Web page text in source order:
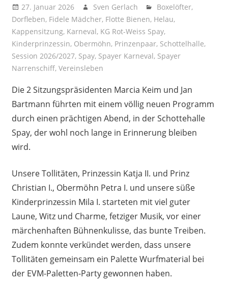
27. Januar 2026 Sven Gerlach Boxelöfter,
Dorfleben, Fidele Mädcher, Flotte Bienen, Helau,
Kappensitzung, Karneval, KG Rot-Weiss Spay,
Kinderprinzessin, Obermöhn, Prinzenpaar, Schottelhalle,
Session 2026/2027, Spay, Spayer Karneval, Spayer
Narrenschiff, Vereinsleben
Die 2 Sitzungspräsidenten Marcia Keim und Jan
Bartmann führten mit einem völlig neuen Programm
durch einen prächtigen Abend, in der Schottehalle
Spay, der wohl noch lange in Erinnerung bleiben
wird.
Unsere Tollitäten, Prinzessin Katja II. und Prinz
Christian I., Obermöhn Petra I. und unsere süße
Kinderprinzessin Mila I. starteten mit viel guter
Laune, Witz und Charme, fetziger Musik, vor einer
märchenhaften Bühnenkulisse, das bunte Treiben.
Zudem konnte verkündet werden, dass unsere
Tollitäten gemeinsam ein Palette Wurfmaterial bei
der EVM-Paletten-Party gewonnen haben.